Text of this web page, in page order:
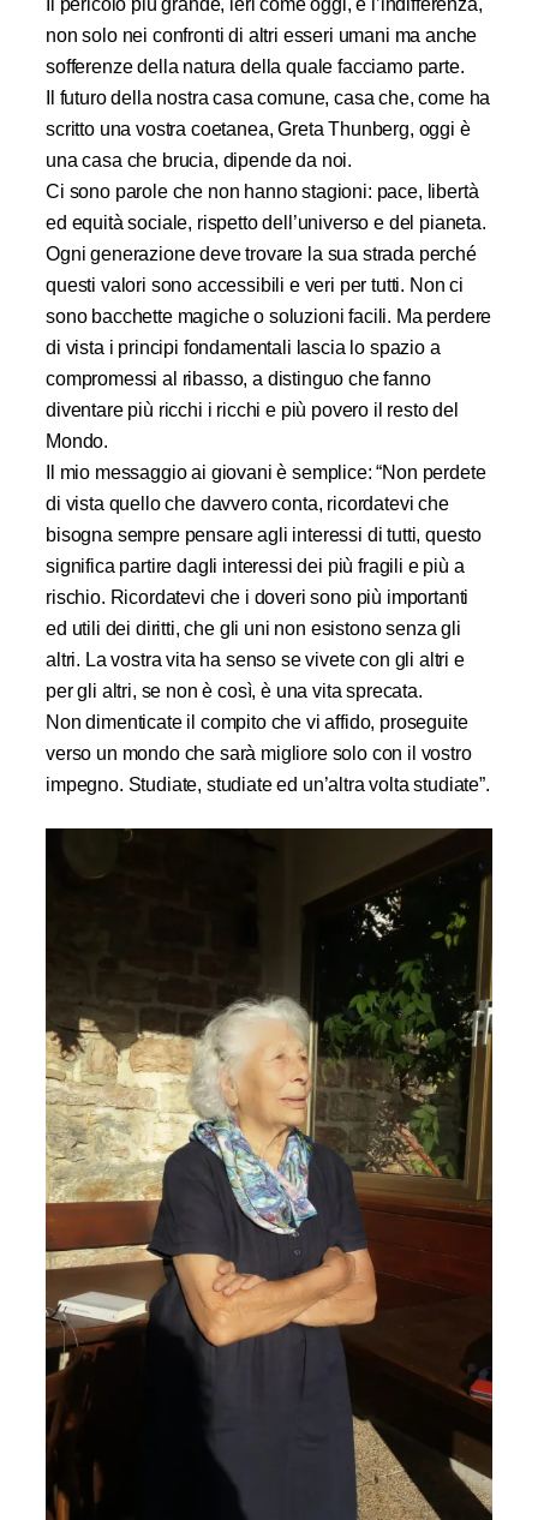
non solo nei confronti di altri esseri umani ma anche
sofferenze della natura della quale facciamo parte.
Il futuro della nostra casa comune, casa che, come ha
scritto una vostra coetanea, Greta Thunberg, oggi è
una casa che brucia, dipende da noi.
Ci sono parole che non hanno stagioni: pace, libertà
ed equità sociale, rispetto dell’universo e del pianeta.
Ogni generazione deve trovare la sua strada perché
questi valori sono accessibili e veri per tutti. Non ci
sono bacchette magiche o soluzioni facili. Ma perdere
di vista i principi fondamentali lascia lo spazio a
compromessi al ribasso, a distinguo che fanno
diventare più ricchi i ricchi e più povero il resto del
Mondo.
Il mio messaggio ai giovani è semplice: “Non perdete
di vista quello che davvero conta, ricordatevi che
bisogna sempre pensare agli interessi di tutti, questo
significa partire dagli interessi dei più fragili e più a
rischio. Ricordatevi che i doveri sono più importanti
ed utili dei diritti, che gli uni non esistono senza gli
altri. La vostra vita ha senso se vivete con gli altri e
per gli altri, se non è così, è una vita sprecata.
Non dimenticate il compito che vi affido, proseguite
verso un mondo che sarà migliore solo con il vostro
impegno. Studiate, studiate ed un’altra volta studiate”.